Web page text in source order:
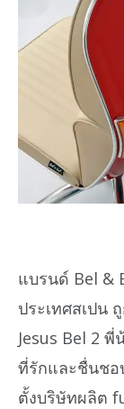
แบรนด์ Bel &
ประเทศสเปน
Jesus Bel 2
ที่รักและชื่นชอ
ตั้งบริษัทผลิต